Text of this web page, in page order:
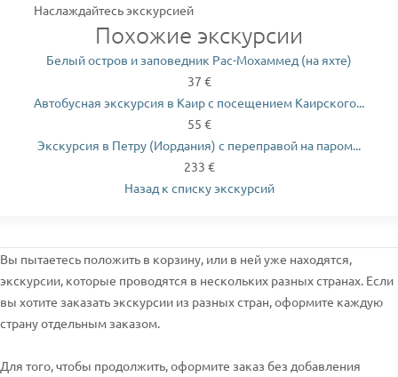
Наслаждайтесь экскурсией
Похожие экскурсии
Белый остров и заповедник Рас-Мохаммед (на яхте)
37 €
Автобусная экскурсия в Каир с посещением Каирского...
55 €
Экскурсия в Петру (Иордания) с переправой на паром...
233 €
Назад к списку экскурсий
Вы пытаетесь положить в корзину, или в ней уже находятся,
экскурсии, которые проводятся в нескольких разных странах. Если
вы хотите заказать экскурсии из разных стран, оформите каждую
страну отдельным заказом.
Для того, чтобы продолжить, оформите заказ без добавления